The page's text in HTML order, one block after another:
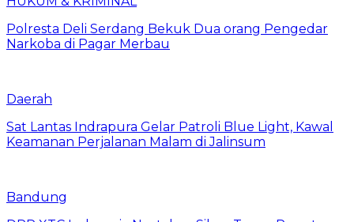
Polresta Deli Serdang Bekuk Dua orang Pengedar
Narkoba di Pagar Merbau
Daerah
Sat Lantas Indrapura Gelar Patroli Blue Light, Kawal
Keamanan Perjalanan Malam di Jalinsum
Bandung